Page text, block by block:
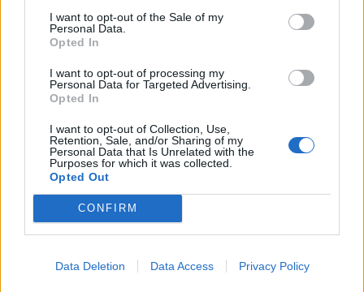
I want to opt-out of the Sale of my
Personal Data.
Opted In
I want to opt-out of processing my
Personal Data for Targeted Advertising.
Opted In
I want to opt-out of Collection, Use,
Retention, Sale, and/or Sharing of my
Personal Data that Is Unrelated with the
Purposes for which it was collected.
Opted Out
CONFIRM
Data Deletion Data Access Privacy Policy